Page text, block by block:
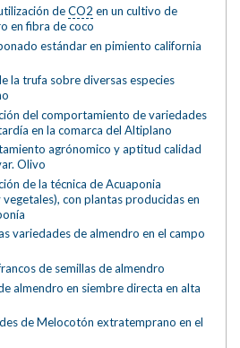
deCO2 en un cultivo de
en fibra de coco
estándar en pimiento california
la trufa sobre diversas especies
del comportamiento de variedades
en la comarca del Altiplano
agrónomico y aptitud calidad
Olivo
de la técnica de Acuaponia
con plantas producidas en
variedades de almendro en el campo
de semillas de almendro
almendro en siembre directa en alta
de Melocotón extratemprano en el